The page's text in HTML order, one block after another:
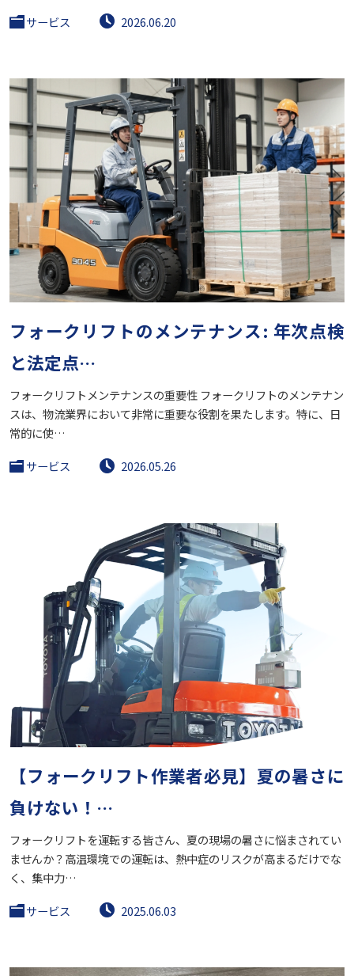
サービス
2026.06.20
フォークリフトのメンテナンス: 年次点検
と法定点…
フォークリフトメンテナンスの重要性 フォークリフトのメンテナン
スは、物流業界において非常に重要な役割を果たします。特に、日
常的に使…
サービス
2026.05.26
【フォークリフト作業者必見】夏の暑さに
負けない！…
フォークリフトを運転する皆さん、夏の現場の暑さに悩まされてい
ませんか？高温環境での運転は、熱中症のリスクが高まるだけでな
く、集中力…
サービス
2025.06.03